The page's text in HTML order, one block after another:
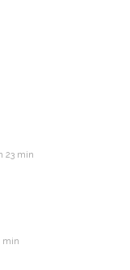
23 min
min